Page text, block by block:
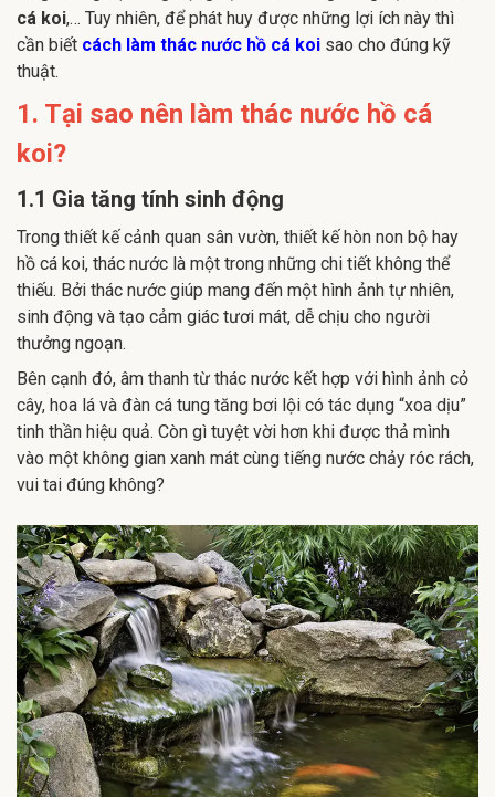
cá koi,… Tuy nhiên, để phát huy được những lợi ích này thì
cần biết cách làm thác nước hồ cá koi sao cho đúng kỹ
thuật.
1. Tại sao nên làm thác nước hồ cá
koi?
1.1 Gia tăng tính sinh động
Trong thiết kế cảnh quan sân vườn, thiết kế hòn non bộ hay
hồ cá koi, thác nước là một trong những chi tiết không thể
thiếu. Bởi thác nước giúp mang đến một hình ảnh tự nhiên,
sinh động và tạo cảm giác tươi mát, dễ chịu cho người
thưởng ngoạn.
Bên cạnh đó, âm thanh từ thác nước kết hợp với hình ảnh cỏ
cây, hoa lá và đàn cá tung tăng bơi lội có tác dụng “xoa dịu”
tinh thần hiệu quả. Còn gì tuyệt vời hơn khi được thả mình
vào một không gian xanh mát cùng tiếng nước chảy róc rách,
vui tai đúng không?